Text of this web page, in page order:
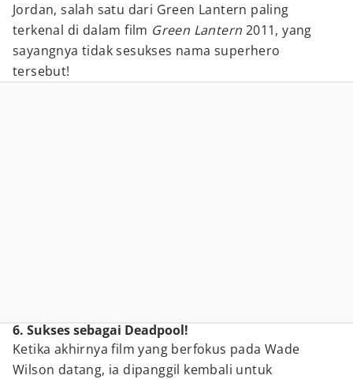
Jordan, salah satu dari Green Lantern paling
terkenal di dalam film Green Lantern 2011, yang
sayangnya tidak sesukses nama superhero
tersebut!
6. Sukses sebagai Deadpool!
Ketika akhirnya film yang berfokus pada Wade
Wilson datang, ia dipanggil kembali untuk